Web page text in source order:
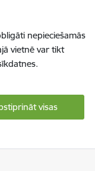
nepieciešamās
vietnē var tikt
visas